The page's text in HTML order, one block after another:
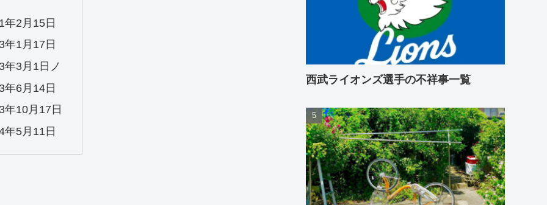
年2月15日
年1月17日
年3月1日ノ
年6月14日
年10月17日
年5月11日
西武ライオンズ選手の不祥事一覧